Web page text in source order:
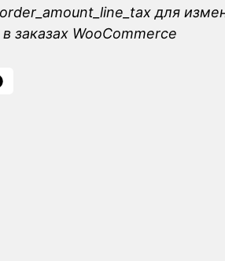
для
заказах WooCommerce